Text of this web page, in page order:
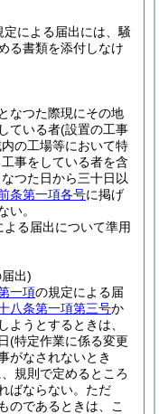
定による届出には、騒
る書類を添付しなけ
なつた際現にその地
ている者(設置の工事
の工場等において特
事をしている者を含
つた日から三十日以
条第一項各号に掲げ
い。
よる届出について準用
出)
一項の規定による届
八条第一項第三号か
ようとするときは、
(特定作業に係る変更
がなされないとき
規則で定めるところ
ばならない。 ただ
のであるときは、こ